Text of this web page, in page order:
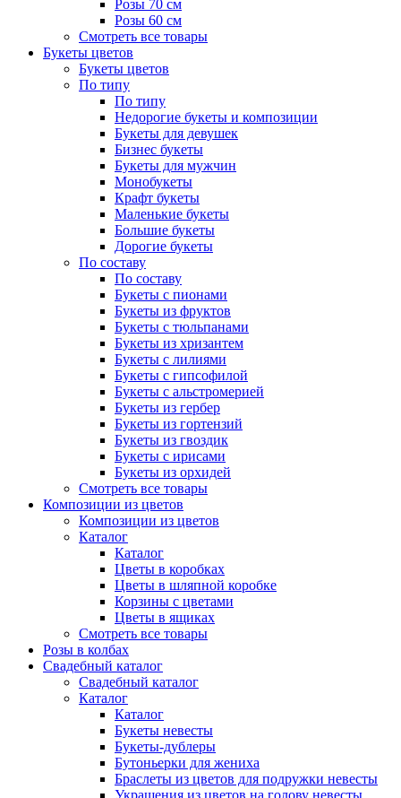
Розы 70 см
Розы 60 см
Смотреть все товары
Букеты цветов
Букеты цветов
По типу
По типу
Недорогие букеты и композиции
Букеты для девушек
Бизнес букеты
Букеты для мужчин
Монобукеты
Крафт букеты
Маленькие букеты
Большие букеты
Дорогие букеты
По составу
По составу
Букеты с пионами
Букеты из фруктов
Букеты с тюльпанами
Букеты из хризантем
Букеты с лилиями
Букеты с гипсофилой
Букеты с альстромерией
Букеты из гербер
Букеты из гортензий
Букеты из гвоздик
Букеты с ирисами
Букеты из орхидей
Смотреть все товары
Композиции из цветов
Композиции из цветов
Каталог
Каталог
Цветы в коробках
Цветы в шляпной коробке
Корзины с цветами
Цветы в ящиках
Смотреть все товары
Розы в колбах
Свадебный каталог
Свадебный каталог
Каталог
Каталог
Букеты невесты
Букеты-дублеры
Бутоньерки для жениха
Браслеты из цветов для подружки невесты